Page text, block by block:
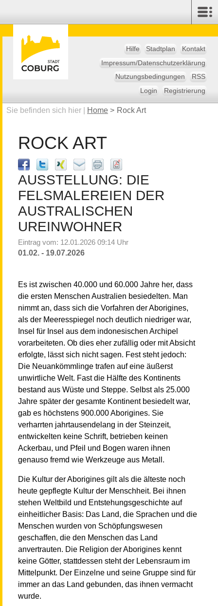
Hilfe Stadtplan
Kontakt
Impressum/Datenschutzerklärung
Nutzungsbedingungen
RSS
Login
Registrierung
Sie befinden sich hier | Home > Rock Art
ROCK ART
AUSSTELLUNG: DIE
FELSMALEREIEN DER
AUSTRALISCHEN
UREINWOHNER
Eintrag vom: 12.01.2026 09:14 Uhr
01.02. - 19.07.2026
Es ist zwischen 40.000 und 60.000 Jahre her, dass
die ersten Menschen Australien besiedelten. Man
nimmt an, dass sich die Vorfahren der Aborigines,
als der Meeresspiegel noch deutlich niedriger war,
Insel für Insel aus dem indonesischen Archipel
vorarbeiteten. Ob dies eher zufällig oder mit Absicht
erfolgte, lässt sich nicht sagen. Fest steht jedoch:
Die Neuankömmlinge trafen auf eine äußerst
unwirtliche Welt. Fast die Hälfte des Kontinents
bestand aus Wüste und Steppe. Selbst als 25.000
Jahre später der gesamte Kontinent besiedelt war,
gab es höchstens 900.000 Aborigines. Sie
verharrten jahrtausendelang in der Steinzeit,
entwickelten keine Schrift, betrieben keinen
Ackerbau, und Pfeil und Bogen waren ihnen
genauso fremd wie Werkzeuge aus Metall.
Die Kultur der Aborigines gilt als die älteste noch
heute gepflegte Kultur der Menschheit. Bei ihnen
stehen Weltbild und Entstehungsgeschichte auf
einheitlicher Basis: Das Land, die Sprachen und die
Menschen wurden von Schöpfungswesen
geschaffen, die den Menschen das Land
anvertrauten. Die Religion der Aborigines kennt
keine Götter, stattdessen steht der Lebensraum im
Mittelpunkt. Der Einzelne und seine Gruppe sind für
immer an das Land gebunden, das ihnen vermacht
wurde.